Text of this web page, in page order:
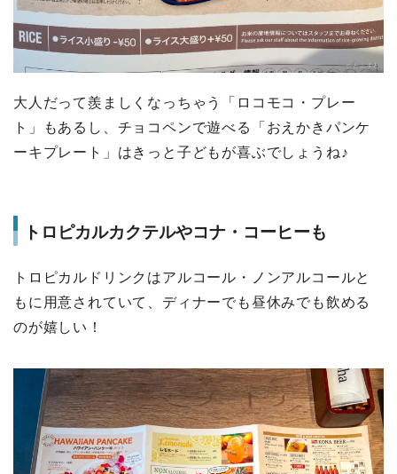
大人だって羨ましくなっちゃう「ロコモコ・プレー
ト」もあるし、チョコペンで遊べる「おえかきパンケ
ーキプレート」はきっと子どもが喜ぶでしょうね♪
トロピカルカクテルやコナ・コーヒーも
トロピカルドリンクはアルコール・ノンアルコールと
もに用意されていて、ディナーでも昼休みでも飲める
のが嬉しい！